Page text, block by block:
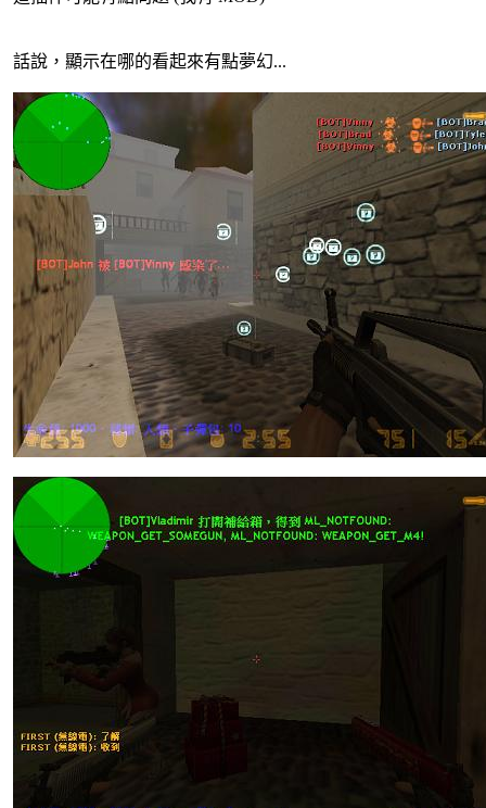
話說，顯示在哪的看起來有點夢幻...